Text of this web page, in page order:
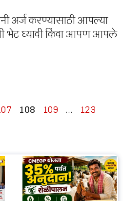
अर्ज करण्यासाठी आपल्या
भेट घ्यावी किंवा आपण आपले
Page
108 Page
109 … Page
123